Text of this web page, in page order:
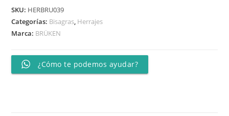
SKU: HERBRU039
Categorías: Bisagras, Herrajes
Marca: BRÜKEN
¿Cómo te podemos ayudar?